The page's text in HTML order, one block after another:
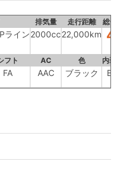
排気量 走行距離 総
ライン2000cc22,000km
フト AC 色 内装
FA AAC ブラック B